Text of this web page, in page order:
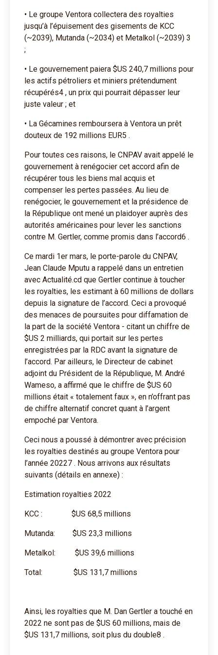
• Le groupe Ventora collectera des royalties
jusqu’à l’épuisement des gisements de KCC
(~2039), Mutanda (~2034) et Metalkol (~2039) 3
;
• Le gouvernement paiera $US 240,7 millions pour
les actifs pétroliers et miniers prétendument
récupérés4 , un prix qui pourrait dépasser leur
juste valeur ; et
• La Gécamines remboursera à Ventora un prêt
douteux de 192 millions EUR5 .
Pour toutes ces raisons, le CNPAV avait appelé le
gouvernement à renégocier cet accord afin de
récupérer tous les biens mal acquis et
compenser les pertes passées. Au lieu de
renégocier, le gouvernement et la présidence de
la République ont mené un plaidoyer auprès des
autorités américaines pour lever les sanctions
contre M. Gertler, comme promis dans l’accord6 .
Ce mardi 1er mars, le porte-parole du CNPAV,
Jean Claude Mputu a rappelé dans un entretien
avec Actualité.cd que Gertler continue à toucher
les royalties, les estimant à 60 millions de dollars
depuis la signature de l’accord. Ceci a provoqué
des menaces de poursuites pour diffamation de
la part de la société Ventora - citant un chiffre de
$US 2 milliards, qui portait sur les pertes
enregistrées par la RDC avant la signature de
l’accord. Par ailleurs, le Directeur de cabinet
adjoint du Président de la République, M. André
Wameso, a affirmé que le chiffre de $US 60
millions était « totalement faux », en n’offrant pas
de chiffre alternatif concret quant à l’argent
empoché par Ventora.
Ceci nous a poussé à démontrer avec précision
les royalties destinés au groupe Ventora pour
l’année 20227 . Nous arrivons aux résultats
suivants (détails en annexe) :
Estimation royalties 2022
KCC : $US 68,5 millions
Mutanda: $US 23,3 millions
Metalkol: $US 39,6 millions
Total: $US 131,7 millions
Ainsi, les royalties que M. Dan Gertler a touché en
2022 ne sont pas de $US 60 millions, mais de
$US 131,7 millions, soit plus du double8 .